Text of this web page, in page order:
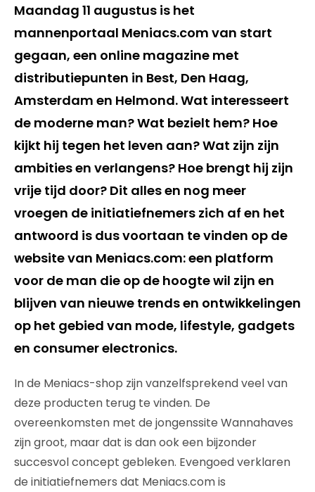
Maandag 11 augustus is het
mannenportaal Meniacs.com van start
gegaan, een online magazine met
distributiepunten in Best, Den Haag,
Amsterdam en Helmond. Wat interesseert
de moderne man? Wat bezielt hem? Hoe
kijkt hij tegen het leven aan? Wat zijn zijn
ambities en verlangens? Hoe brengt hij zijn
vrije tijd door? Dit alles en nog meer
vroegen de initiatiefnemers zich af en het
antwoord is dus voortaan te vinden op de
website van Meniacs.com: een platform
voor de man die op de hoogte wil zijn en
blijven van nieuwe trends en ontwikkelingen
op het gebied van mode, lifestyle, gadgets
en consumer electronics.
In de Meniacs-shop zijn vanzelfsprekend veel van
deze producten terug te vinden. De
overeenkomsten met de jongenssite Wannahaves
zijn groot, maar dat is dan ook een bijzonder
succesvol concept gebleken. Evengoed verklaren
de initiatiefnemers dat Meniacs.com is